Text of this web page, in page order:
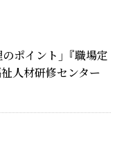
ポイント｣『職場定
人材研修センター